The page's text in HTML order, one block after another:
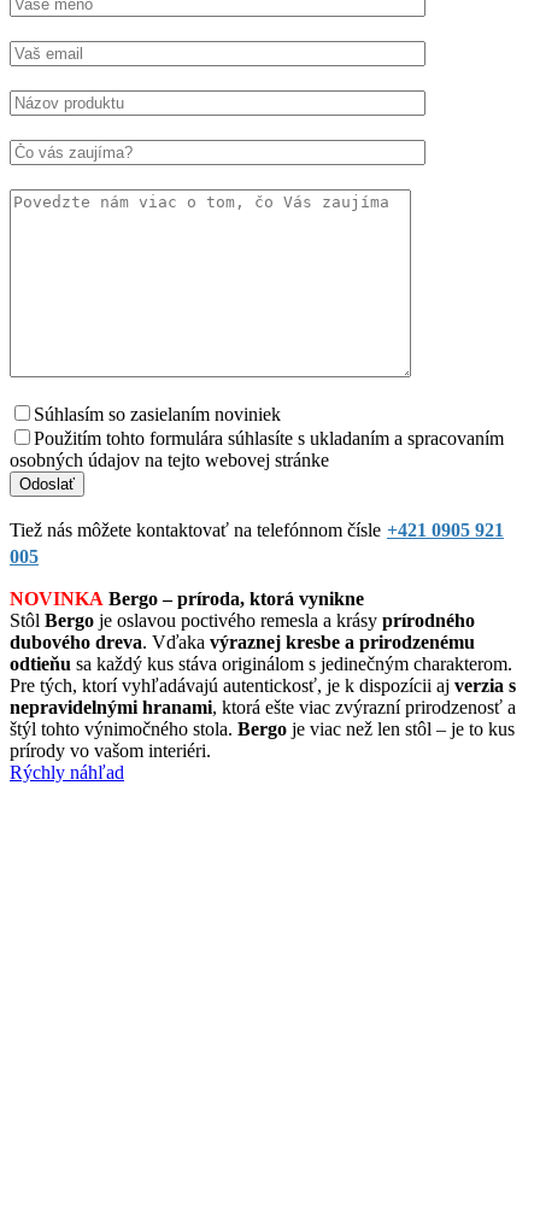
Súhlasím so zasielaním noviniek
Použitím tohto formulára súhlasíte s ukladaním a spracovaním
osobných údajov na tejto webovej stránke
Tiež nás môžete kontaktovať na telefónnom čísle +421 0905 921
005
NOVINKA Bergo – príroda, ktorá vynikne
Stôl Bergo je oslavou poctivého remesla a krásy prírodného
dubového dreva. Vďaka výraznej kresbe a prirodzenému
odtieňu sa každý kus stáva originálom s jedinečným charakterom.
Pre tých, ktorí vyhľadávajú autentickosť, je k dispozícii aj verzia s
nepravidelnými hranami, ktorá ešte viac zvýrazní prirodzenosť a
štýl tohto výnimočného stola. Bergo je viac než len stôl – je to kus
prírody vo vašom interiéri.
Rýchly náhľad